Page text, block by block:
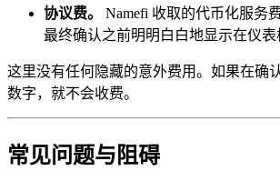
协议费。
Namefi 收取的代币化服务
最终确认之前明明白白地显示在仪表
这里没有任何隐藏的意外费用。如果在确
数字，就不会收费。
常见问题与阻碍